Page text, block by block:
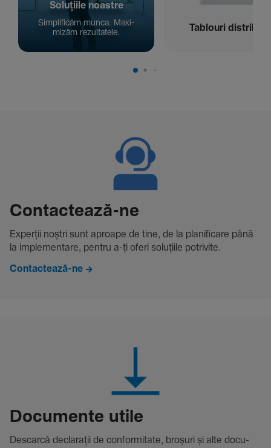
Solu­țiile noastre
Simpli­ficăm munca. Maxi­
mizăm rezul­ta­tele.
Tablouri
Contac­tează-ne
Experții noștri sunt aproape de tine, de la plani­fi­care până
la imple­men­tare, pentru a-ți oferi solu­țiile potri­vite.
Contactează-ne
Docu­mente utile
Descarcă decla­rații de conformitate, broșuri și alte docu­